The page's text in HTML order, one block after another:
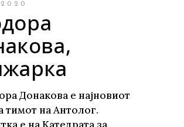
Донакова е најновиот
тимот на Антолог.